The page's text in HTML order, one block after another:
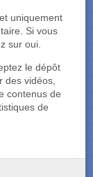
uniquement
Si vous
sur oui.
le dépôt
des vidéos,
contenus de
de